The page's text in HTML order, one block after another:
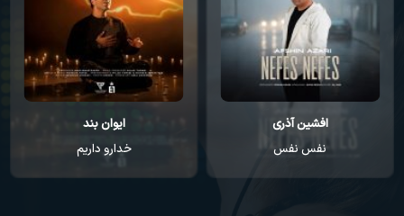
افشین آذری
نفس نفس
ایوان بند
خدارو داریم